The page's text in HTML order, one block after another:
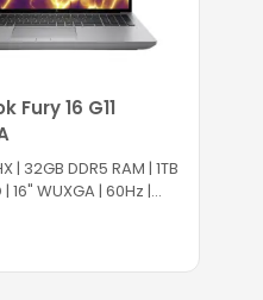
Əgər siz oyun
istifadəçilər üçün
Fury 16 G11
| 32GB DDR5 RAM | 1TB
| 16" WUXGA | 60Hz |